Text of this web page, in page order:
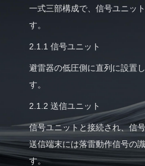
一式三部構成で、信号ユニッ
す。
2.1.1 信号ユニット
避雷器の低圧側に直列に設置
す。
2.1.2 送信ユニット
信号ユニットと接続され、信
送信端末には落雷動作信号の
す。